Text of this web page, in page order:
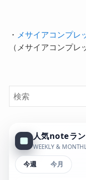
・
メサイアコンプレ
（メサイアコンプレ
人気noteラ
WEEKLY &
今週 今月